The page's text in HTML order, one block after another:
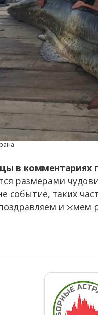
в комментариях
размерами
событие, таких
и жмем